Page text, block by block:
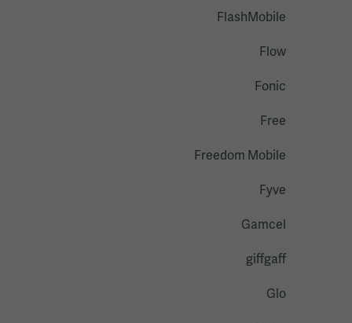
FlashMobile
Flow
Fonic
Free
Freedom Mobile
Fyve
Gamcel
giffgaff
Glo